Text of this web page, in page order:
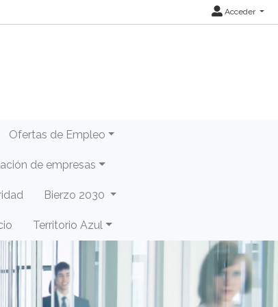
Acceder
Ofertas de Empleo
de empresas
Bierzo 2030
Territorio Azul